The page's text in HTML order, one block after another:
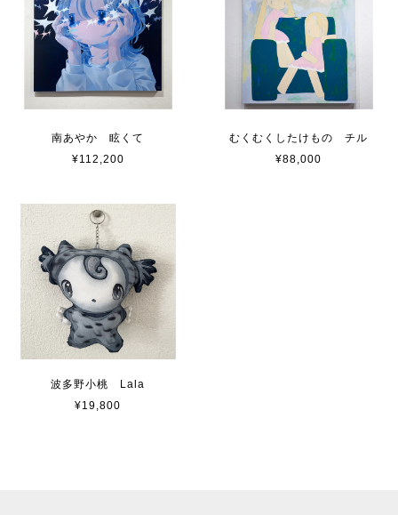
南あやか 眩くて
¥112,200
むくむくしたけもの チル
¥88,000
波多野小桃 Lala
¥19,800